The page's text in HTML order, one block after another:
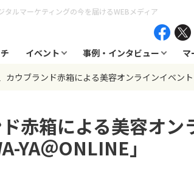
タルマーケティングの今を届けるWEBメディア
イベント 事例・インタビュー マ
カウブランド赤箱による美容オンラインイベン
赤箱による美容オン
YA＠ONLINE」